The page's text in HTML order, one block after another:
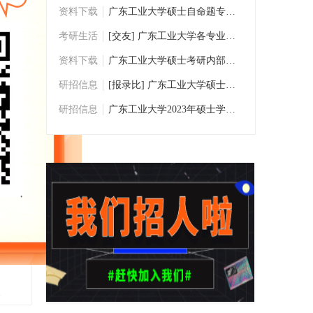
资料下载 广东工业大学硕士自命题专业课考研历年真题
考研生活 [交友] 广东工业大学各专业考研交流群
资料下载 广东工业大学硕士考研内部资料/考研真题下
研招信息 [报录比] 广东工业大学硕士研究生数据统计
研招信息 广东工业大学2023年硕士学位研究生招生专业